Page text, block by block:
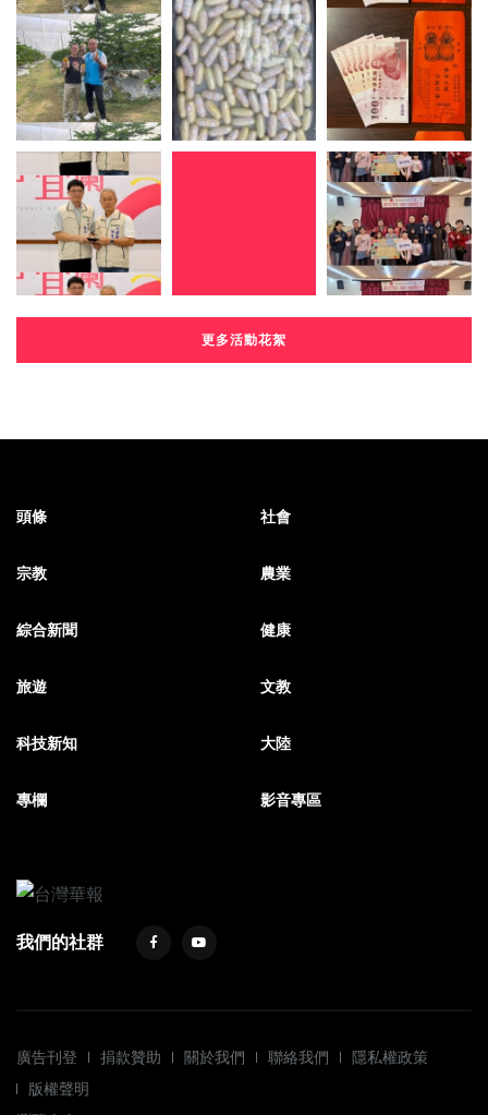
更多活動花絮
頭條 社會
宗教 農業
綜合新聞 健康
旅遊 文教
科技新知 大陸
專欄 影音專區
我們的社群
廣告刊登 捐款贊助 關於我們 聯絡我們
隱私權政策
版權聲明